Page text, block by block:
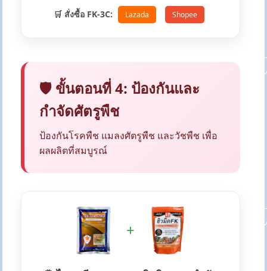
🛒 สั่งซื้อ FK-3C: Lazada Shopee
🛡️ ขั้นตอนที่ 4: ป้องกันและ
กำจัดศัตรูพืช
ป้องกันโรคพืช แมลงศัตรูพืช และวัชพืช เพื่อ
ผลผลิตที่สมบูรณ์
+